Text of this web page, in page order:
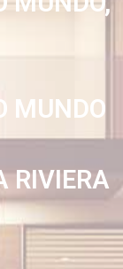
MUNDO
RIVIERA